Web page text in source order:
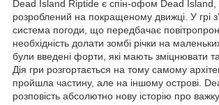
Dead Island Riptide є спін-офом Dead Island,
розроблений на покращеному движці. У грі
система погоди, що передбачає
необхідність долати зомбі річки на
були введені форти, які мають зміцнювати
Дія гри розгортається на тому самому
пройшла частину, але на іншому острові.
розповість абсолютно нову історію про